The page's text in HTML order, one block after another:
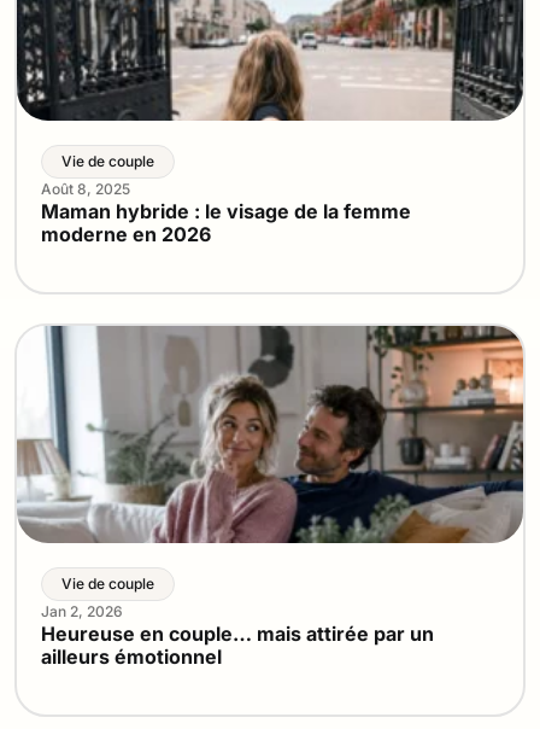
Vie de couple
Août 8, 2025
Maman hybride : le visage de la femme
moderne en 2026
Vie de couple
Jan 2, 2026
Heureuse en couple… mais attirée par un
ailleurs émotionnel